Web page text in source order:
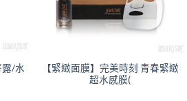
露/水
【緊緻面膜】完美時刻 青春緊緻
超水感膜(